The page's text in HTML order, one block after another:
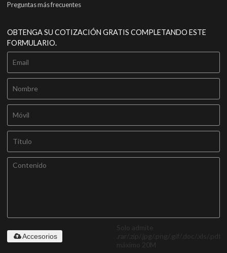
Preguntas más frecuentes
OBTENGA SU COTIZACIÓN GRATIS COMPLETANDO ESTE
FORMULARIO.
Solo admite
.rar/.zip/.jpg/.png/.gif/.doc/.xls/.pdf,
máximo 20M
Accesorios